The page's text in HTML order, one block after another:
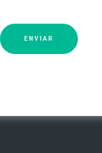
ENVIAR